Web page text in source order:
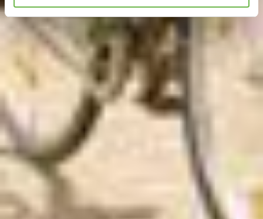
erhobenen Daten in den USA durch Google und
YouTube:
Indem Sie auf "Gerne Alle annehmen" oder
Präferenzen, Statistiken oder Marketing ankreuzen und
auf „Auswahl manuell festlegen“ klicken, willigen Sie
zugleich gem. Art. 49 Abs. 1 S. 1 lit. a DSGVO ein, dass
Ihre Daten in den USA verarbeitet werden. Die USA
werden vom Europäischen Gerichtshof als ein Land mit
einem nach EU-Standards unzureichendem
Datenschutzniveau eingeschätzt. Es besteht
insbesondere das Risiko, dass Ihre Daten durch US-
Behörden, zu Kontroll- und zu Überwachungszwecken,
möglicherweise auch ohne Rechtsbehelfsmöglichkeiten,
verarbeitet werden können. Wenn Sie auf "Auswahl
manuell festlegen" klicken und keine der optionalen
Boxen (Präferenzen, Statistiken oder Marketing
ausgewählt haben, findet die vorgehend beschriebene
Übermittlung nicht statt. Weitere Informationen erhalten